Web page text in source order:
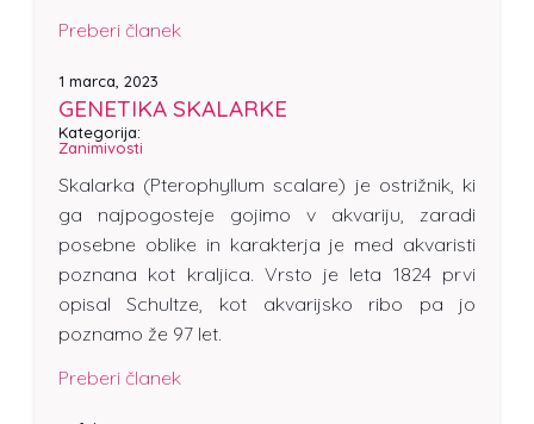
Preberi članek
1 marca, 2023
GENETIKA SKALARKE
Kategorija:
Zanimivosti
Skalarka (Pterophyllum scalare) je ostrižnik, ki
ga najpogosteje gojimo v akvariju, zaradi
posebne oblike in karakterja je med akvaristi
poznana kot kraljica. Vrsto je leta 1824 prvi
opisal Schultze, kot akvarijsko ribo pa jo
poznamo že 97 let.
Preberi članek